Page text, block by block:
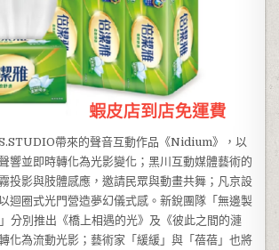
帶來的聲音互動作品《Nidium》，以
響並即時轉化為光影變化；黑川互動媒體藝術的
投影與肢體感應，邀請民眾與動畫共舞；凡京設
迴圈式光門營造夢幻儀式感。新銳團隊「無邊製
分別推出《橋上相遇的光》及《彼此之間的漣
化為流動光影；藝術家「緩緩」與「蓓蓓」也將